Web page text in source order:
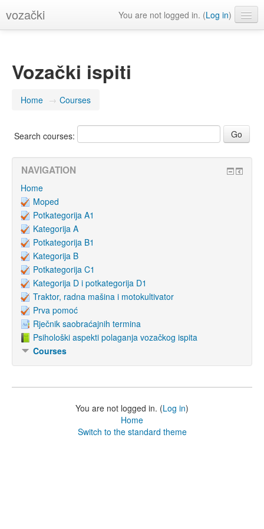
vozački You are not logged in. (Log in)
Vozački ispiti
Home → Courses
Search courses:
NAVIGATION
Home
Moped
Potkategorija A1
Kategorija A
Potkategorija B1
Kategorija B
Potkategorija C1
Kategorija D i potkategorija D1
Traktor, radna mašina i motokultivator
Prva pomoć
Rječnik saobraćajnih termina
Psihološki aspekti polaganja vozačkog ispita
Courses
You are not logged in. (Log in)
Home
Switch to the standard theme